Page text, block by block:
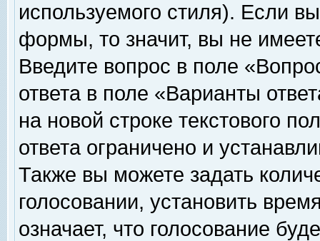
используемого стиля). Если
формы, то значит, вы не
Введите вопрос в поле
ответа в поле «Варианты
на новой строке текстового
ответа ограничено и
Также вы можете задать
голосовании, установить
означает, что голосование